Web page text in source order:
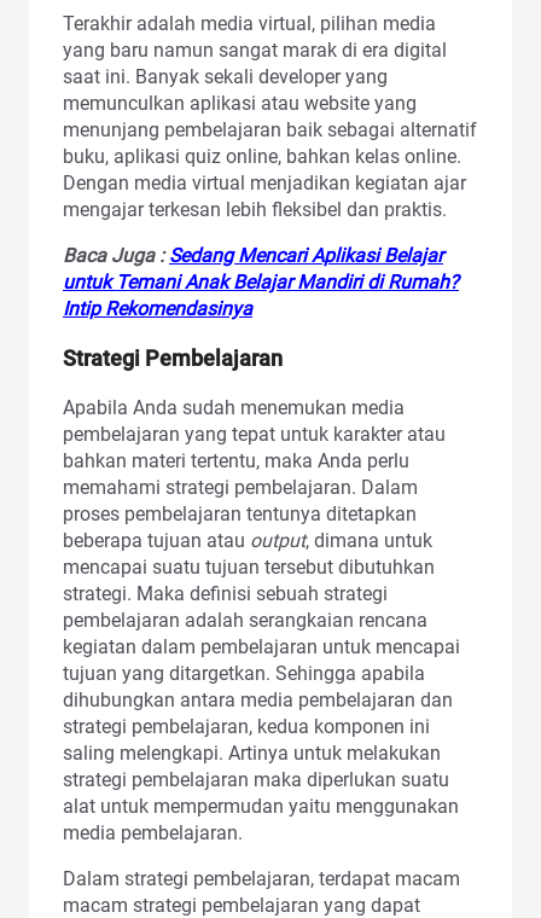
Terakhir adalah media virtual, pilihan media
yang baru namun sangat marak di era digital
saat ini. Banyak sekali developer yang
memunculkan aplikasi atau website yang
menunjang pembelajaran baik sebagai alternatif
buku, aplikasi quiz online, bahkan kelas online.
Dengan media virtual menjadikan kegiatan ajar
mengajar terkesan lebih fleksibel dan praktis.
Baca Juga :Sedang Mencari Aplikasi Belajar
untuk Temani Anak Belajar Mandiri di Rumah?
Intip Rekomendasinya
Strategi Pembelajaran
Apabila Anda sudah menemukan media
pembelajaran yang tepat untuk karakter atau
bahkan materi tertentu, maka Anda perlu
memahami strategi pembelajaran. Dalam
proses pembelajaran tentunya ditetapkan
beberapa tujuan atau output, dimana untuk
mencapai suatu tujuan tersebut dibutuhkan
strategi. Maka definisi sebuah strategi
pembelajaran adalah serangkaian rencana
kegiatan dalam pembelajaran untuk mencapai
tujuan yang ditargetkan. Sehingga apabila
dihubungkan antara media pembelajaran dan
strategi pembelajaran, kedua komponen ini
saling melengkapi. Artinya untuk melakukan
strategi pembelajaran maka diperlukan suatu
alat untuk mempermudan yaitu menggunakan
media pembelajaran.
Dalam strategi pembelajaran, terdapat macam
macam strategi pembelajaran yang dapat